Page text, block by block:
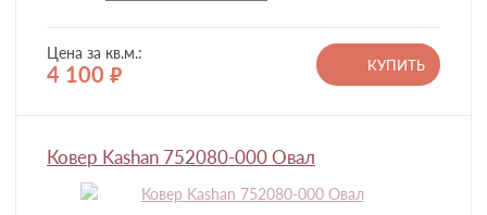
Цена за кв.м.:
4 100 руб.
КУПИТЬ
Ковер Kashan 752080-000 Овал